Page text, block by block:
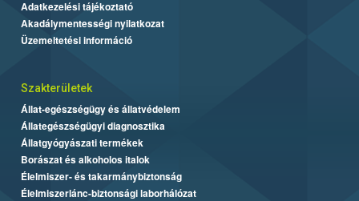
Adatkezelési tájékoztató
Akadálymentességi nyilatkozat
Üzemeltetési információ
Szakterületek
Állat-egészségügy és állatvédelem
Állategészségügyi diagnosztika
Állatgyógyászati termékek
Borászat és alkoholos italok
Élelmiszer- és takarmánybiztonság
Élelmiszerlánc-biztonsági laborhálózat